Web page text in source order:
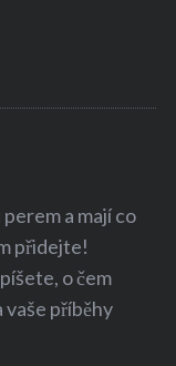
a mají co
přidejte!
o čem
vaše příběhy